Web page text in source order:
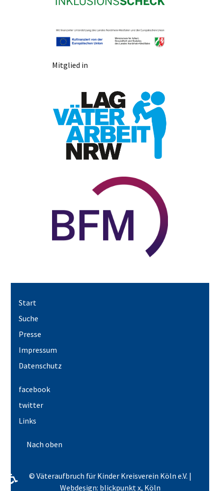
Mitglied in
Start
Suche
Presse
Impressum
Datenschutz
facebook
twitter
Links
Nach oben
© Väteraufbruch für Kinder Kreisverein Köln e.V. |
Webdesign: blickpunkt x, Köln